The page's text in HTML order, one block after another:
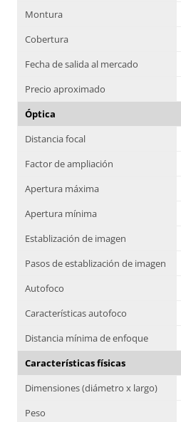
Montura
Cobertura
Fecha de salida al mercado
Precio aproximado
Óptica
Distancia focal
Factor de ampliación
Apertura máxima
Apertura mínima
Establización de imagen
Pasos de establización de imagen
Autofoco
Características autofoco
Distancia mínima de enfoque
Características físicas
Dimensiones (diámetro x largo)
Peso